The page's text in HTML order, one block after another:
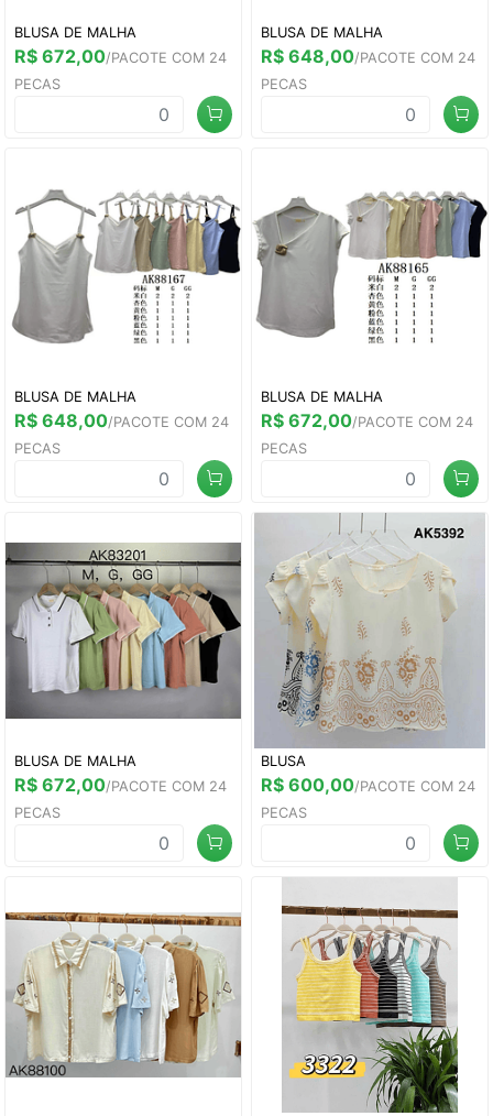
BLUSA DE MALHA
R$ 672,00/PACOTE COM 24
PECAS
BLUSA DE MALHA
R$ 648,00/PACOTE COM 24
PECAS
BLUSA DE MALHA
R$ 648,00/PACOTE COM 24
PECAS
BLUSA DE MALHA
R$ 672,00/PACOTE COM 24
PECAS
BLUSA DE MALHA
R$ 672,00/PACOTE COM 24
PECAS
BLUSA
R$ 600,00/PACOTE COM 24
PECAS